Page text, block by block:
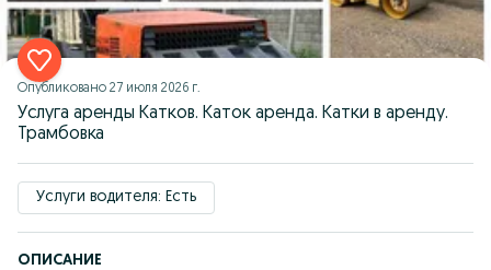
Опубликовано 27 июля 2026 г.
Услуга аренды Катков. Каток аренда. Катки в аренду.
Трамбовка
Услуги водителя: Есть
ОПИСАНИЕ